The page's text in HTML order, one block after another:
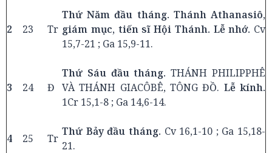
2 23 Tr
Thứ Năm đầu tháng. Thánh Athanasiô,
giám mục, tiến sĩ Hội Thánh. Lễ nhớ. Cv
15,7-21 ; Ga 15,9-11.
3 24 Đ
Thứ Sáu đầu tháng. THÁNH PHILIPPHÊ
VÀ THÁNH GIACÔBÊ, TÔNG ĐỒ. Lễ kính.
1Cr 15,1-8 ; Ga 14,6-14.
4 25 Tr
Thứ Bảy đầu tháng. Cv 16,1-10 ; Ga 15,18-
21.